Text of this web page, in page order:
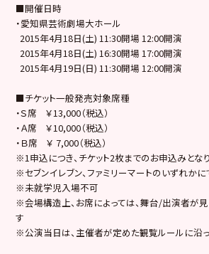
■開催日時
・愛知県芸術劇場大ホール
2015年4月18日(土) 11:30開場 12:00開演
2015年4月18日(土) 16:30開場 17:00開演
2015年4月19日(日) 11:30開場 12:00開演
■チケット一般発売対象席種
・Ｓ席 ￥13,000（税込）
・Ａ席 ￥10,000（税込）
・Ｂ席 ￥ 7,000（税込）
※1申込につき、チケット2枚までのお申込みとな
※セブンイレブン、ファミリーマートのいずれか
※未就学児入場不可
※会場構造上、お席によっては、舞台/出演者が
す
※公演当日は、主催者が定めた観覧ルールに沿っ